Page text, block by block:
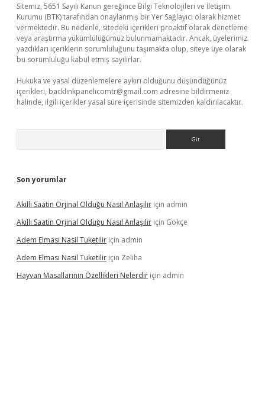
Sitemiz, 5651 Sayılı Kanun gereğince Bilgi Teknolojileri ve İletişim
Kurumu (BTK) tarafından onaylanmış bir Yer Sağlayıcı olarak hizmet
vermektedir. Bu nedenle, sitedeki içerikleri proaktif olarak denetleme
veya araştırma yükümlülüğümüz bulunmamaktadır. Ancak, üyelerimiz
yazdıkları içeriklerin sorumluluğunu taşımakta olup, siteye üye olarak
bu sorumluluğu kabul etmiş sayılırlar.
Hukuka ve yasal düzenlemelere aykırı olduğunu düşündüğünüz
içerikleri, backlinkpanelicomtr@gmail.com adresine bildirmeniz
halinde, ilgili içerikler yasal süre içerisinde sitemizden kaldırılacaktır.
Son yorumlar
Akıllı Saatin Orjinal Olduğu Nasıl Anlaşılır için admin
Akıllı Saatin Orjinal Olduğu Nasıl Anlaşılır için Gökçe
Adem Elması Nasil Tuketilir için admin
Adem Elması Nasil Tuketilir için Zeliha
Hayvan Masallarının Özellikleri Nelerdir için admin